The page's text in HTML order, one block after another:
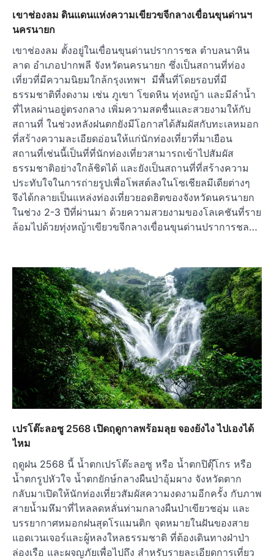
เขาช่องลม ดินแดนแห่งความเขียวขจีกลางเขื่อนขุนด่านฯ
นครนายก
เขาช่องลม ตั้งอยู่ในเขื่อนขุนด่านปราการชล ตำบลนาหิน
ลาด อำเภอปากพลี จังหวัดนครนายก ซึ่งเป็นสถานที่ท่อง
เที่ยวที่มีความนิยมใกล้กรุงเทพฯ มีพื้นที่โดยรอบที่มี
ธรรมชาติที่งดงาม เช่น ภูเขา โขดหิน ทุ่งหญ้า และมีลำน้ำ
ที่ไหลผ่านอยู่ตรงกลาง เพิ่มความสดชื่นและสวยงามให้กับ
สถานที่ ในช่วงหลังฝนตกยังมีโอกาสได้สัมผัสกับทะเลหมอก
ที่สร้างความละเอียดอ่อนให้แก่นักท่องเที่ยวที่มาเยือน
สถานที่เช่นนี้เป็นที่ที่นักท่องเที่ยวสามารถเข้าไปสัมผัส
ธรรมชาติอย่างใกล้ชิดได้ และยังเป็นสถานที่ที่สร้างความ
ประทับใจในการถ่ายรูปเพื่อโพสต์ลงในโซเชียลมีเดียต่างๆ
จึงได้กลายเป็นแหล่งท่องเที่ยวยอดฮิตของจังหวัดนครนายก
ในช่วง 2-3 ปีที่ผ่านมา ด้วยความสวยงามของโลเคชันที่ราย
ล้อมไปด้วยทุ่งหญ้าเขียวขจีกลางเขื่อนขุนด่านปราการชล…
เปรโต๊ะลอซู 2568 เปิดฤดูกาลพร้อมลุย จองยังไง ไปเองได้
ไหม
ฤดูฝน 2568 นี้ น้ำตกเปรโต๊ะลอซู หรือ น้ำตกปิตุ๊โกร หรือ
น้ำตกรูปหัวใจ น้ำตกยักษ์กลางผืนป่าอุ้มผาง จังหวัดตาก
กลับมาเปิดให้นักท่องเที่ยวสัมผัสความงดงามอีกครั้ง กับภาพ
สายน้ำมหึมาที่ไหลลดหลั่นท่ามกลางผืนป่าเขียวชอุ่ม และ
บรรยากาศหมอกฝนสุดโรแมนติก จุดหมายในฝันของสาย
แอดเวนเจอร์และผู้หลงใหลธรรมชาติ ที่ต้องเดินทางฝ่าป่า
ล่องเรือ และผจญภัยเพื่อไปถึง สำหรับรายละเอียดการเที่ยว